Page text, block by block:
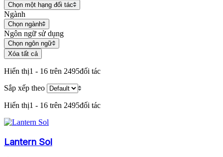
Chọn một hạng đối tác
Ngành
Chọn ngành
Ngôn ngữ sử dụng
Chọn ngôn ngữ
Xóa tất cả
Hiển thị1 - 16 trên 2495đối tác
Sắp xếp theo
Hiển thị1 - 16 trên 2495đối tác
Lantern Sol